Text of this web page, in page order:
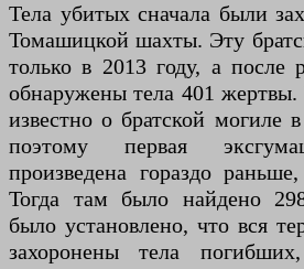
Тела убитых сначала были
Томашицкой шахты. Эту
только в 2013 году, а после
обнаружены тела 401 жертвы.
известно о братской могиле
поэтому первая
произведена гораздо
Тогда там было найдено
было установлено, что вся
захоронены тела